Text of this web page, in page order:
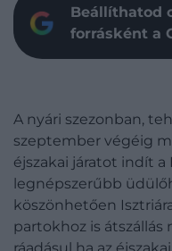
Beállíthatod
forrásként a
A nyári szezonban,
szeptember végéig
éjszakai járatot indít a
legnépszerűbb
köszönhetően
partokhoz is
ráadásul ha az